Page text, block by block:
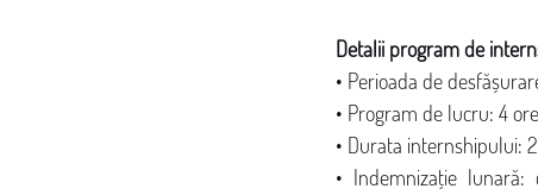
Detalii program de
• Perioada de
• Program de lucru: 4
• Durata internshipului:
• Indemnizație lunară: